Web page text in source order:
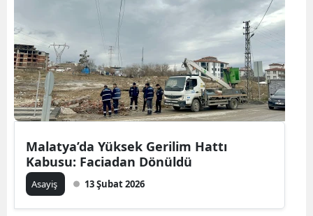
Malatya’da Yüksek Gerilim Hattı
Kabusu: Faciadan Dönüldü
Asayiş 13 Şubat 2026